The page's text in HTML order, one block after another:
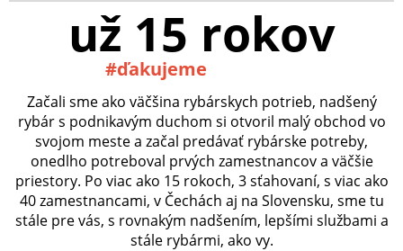
už 15 rokov
#ďakujeme
Začali sme ako väčšina rybárskych potrieb, nadšený
rybár s podnikavým duchom si otvoril malý obchod vo
svojom meste a začal predávať rybárske potreby,
onedlho potreboval prvých zamestnancov a väčšie
priestory. Po viac ako 15 rokoch, 3 sťahovaní, s viac ako
40 zamestnancami, v Čechách aj na Slovensku, sme tu
stále pre vás, s rovnakým nadšením, lepšími službami a
stále rybármi, ako vy.